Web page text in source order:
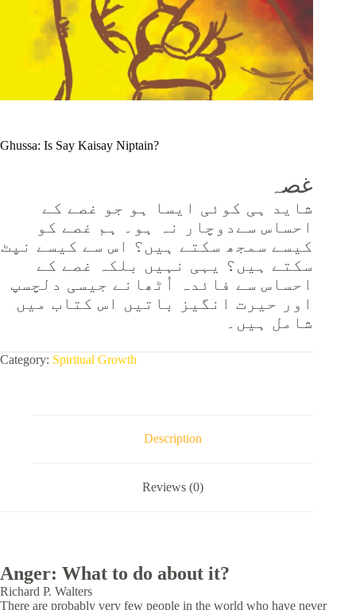
Ghussa: Is Say Kaisay Niptain?
غصہ
شاید ہی کوئی ایسا ہو جو غصے کے
احساس سےدوچار نہ ہو۔ ہم غصے کو
کیسے سمجھ سکتے ہیں؟ اس سے کیسے نپٹ
سکتے ہیں؟ یہی نہیں بلکہ غصے کے
احساس سے فائدہ اُٹھانے جیسی دلچسپ
اور حیرت انگیز باتیں اس کتاب میں
شامل ہیں۔
Category: Spiritual Growth
Description
Reviews (0)
Anger: What to do about it?
Richard P. Walters
There are probably very few people in the world who have never